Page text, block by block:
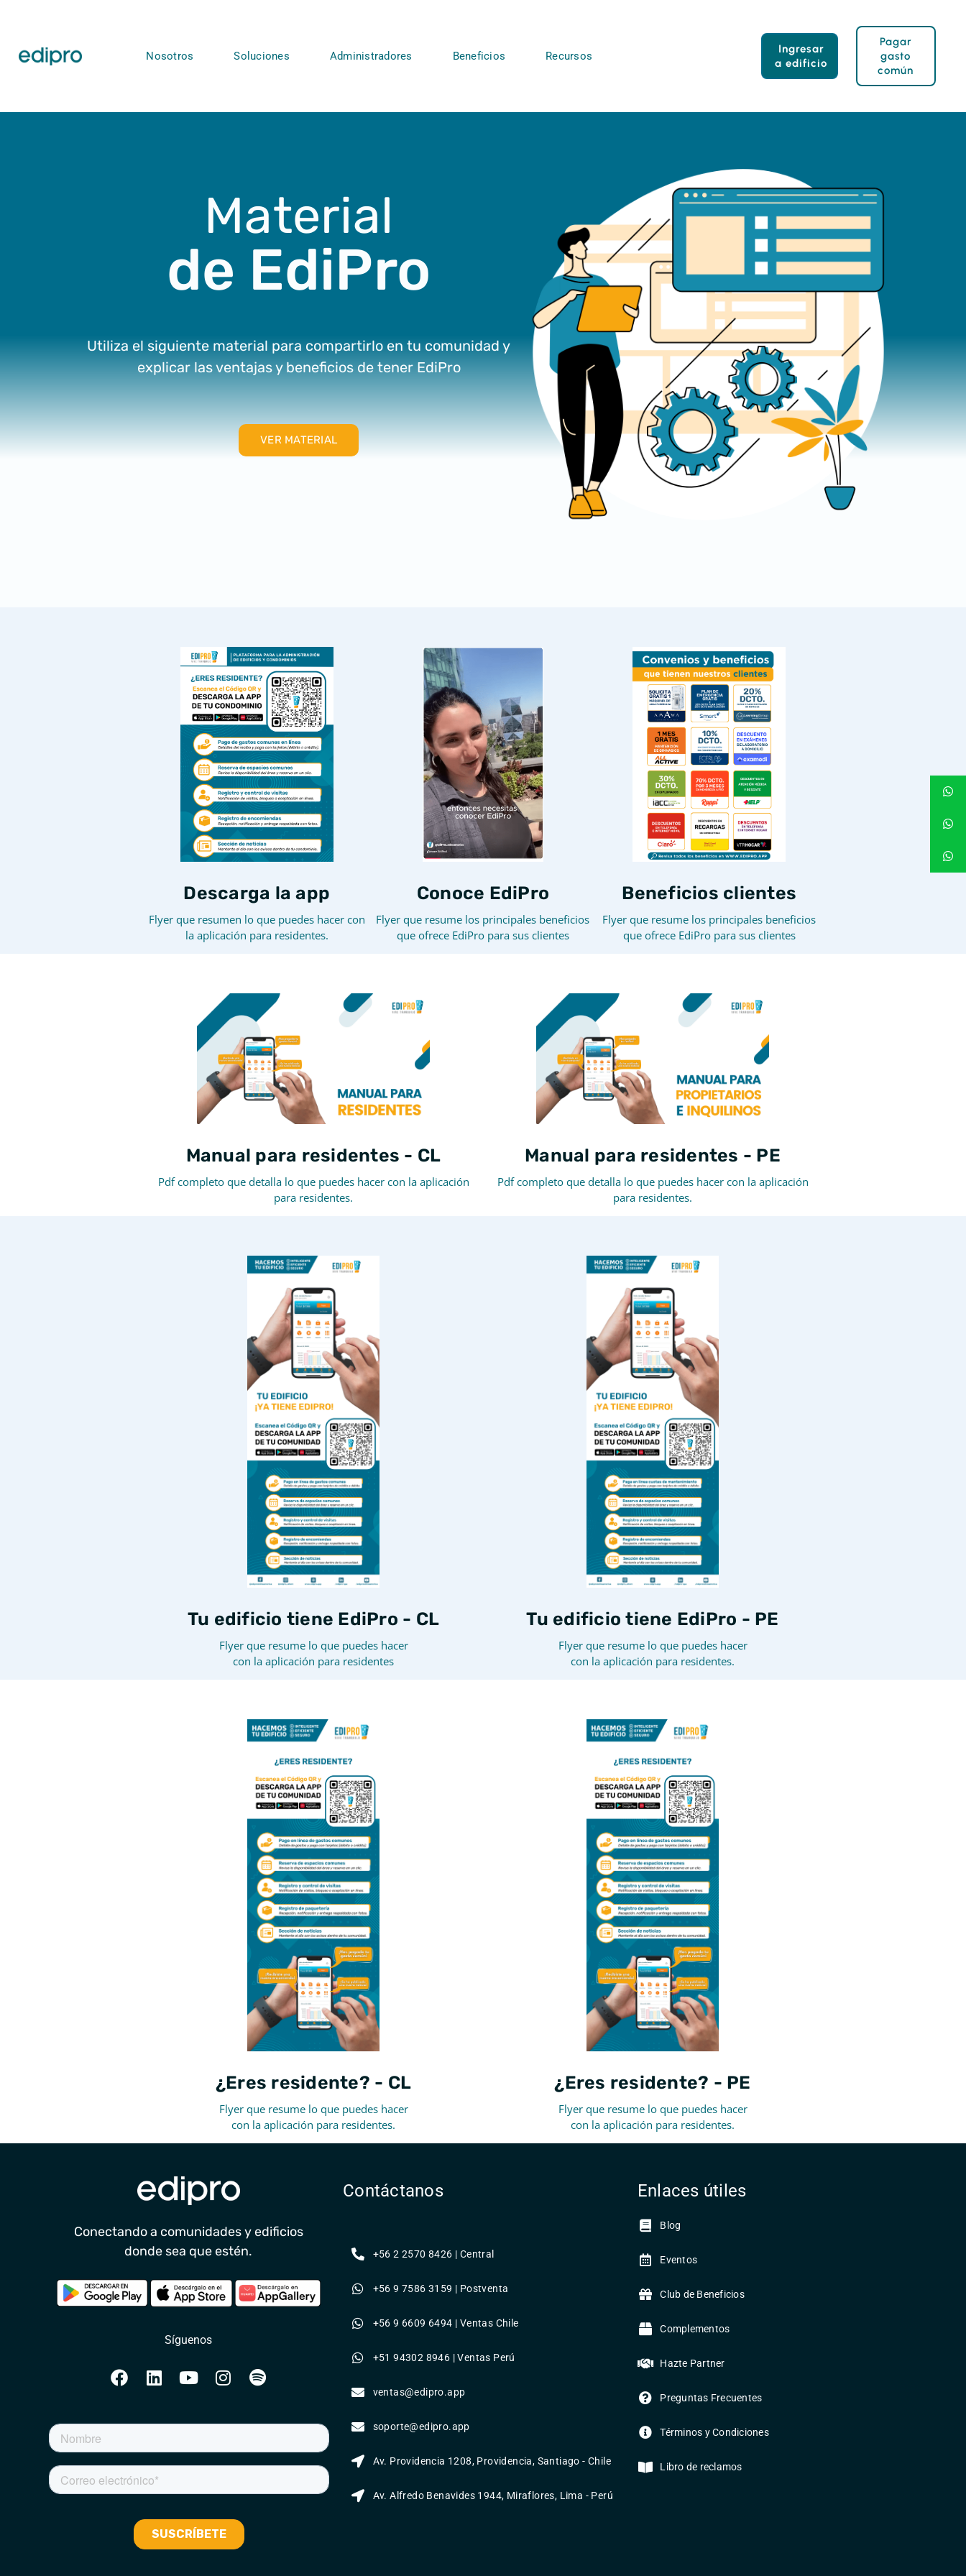
Nosotros Soluciones Administradores Beneficios Recursos
Ingresar
a edificio
Pagar
gasto
común
Material
de EdiPro
Utiliza el siguiente material para compartirlo en tu comunidad y
explicar las ventajas y beneficios de tener EdiPro
VER MATERIAL
Descarga la app
Flyer que resumen lo que puedes hacer con
la aplicación para residentes.
Conoce EdiPro
Flyer que resume los principales beneficios
que ofrece EdiPro para sus clientes
Beneficios clientes
Flyer que resume los principales beneficios
que ofrece EdiPro para sus clientes
Manual para residentes - CL
Pdf completo que detalla lo que puedes hacer con la aplicación
para residentes.
Manual para residentes - PE
Pdf completo que detalla lo que puedes hacer con la aplicación
para residentes.
Tu edificio tiene EdiPro - CL
Flyer que resume lo que puedes hacer
con la aplicación para residentes
Tu edificio tiene EdiPro - PE
Flyer que resume lo que puedes hacer
con la aplicación para residentes.
¿Eres residente? - CL
Flyer que resume lo que puedes hacer
con la aplicación para residentes.
¿Eres residente? - PE
Flyer que resume lo que puedes hacer
con la aplicación para residentes.
Conectando a comunidades y edificios
donde sea que estén.
Síguenos
Contáctanos
+56 2 2570 8426 | Central
+56 9 7586 3159 | Postventa
+56 9 6609 6494 | Ventas Chile
+51 94302 8946 | Ventas Perú
ventas@edipro.app
soporte@edipro.app
Av. Providencia 1208, Providencia, Santiago - Chile
Av. Alfredo Benavides 1944, Miraflores, Lima - Perú
Enlaces útiles
Blog
Eventos
Club de Beneficios
Complementos
Hazte Partner
Preguntas Frecuentes
Términos y Condiciones
Libro de reclamos